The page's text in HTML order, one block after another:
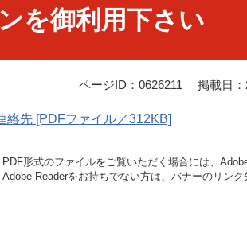
を御利用下さい
ページID：0626211 掲載日
絡先 [PDFファイル／312KB]
PDF形式のファイルをご覧いただく場合には、
Adobe Readerをお持ちでない方は、バナーのリン